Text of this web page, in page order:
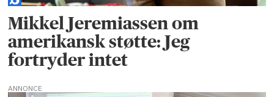
Mikkel Jeremiassen om
amerikansk støtte: Jeg
fortryder intet
ANNONCE